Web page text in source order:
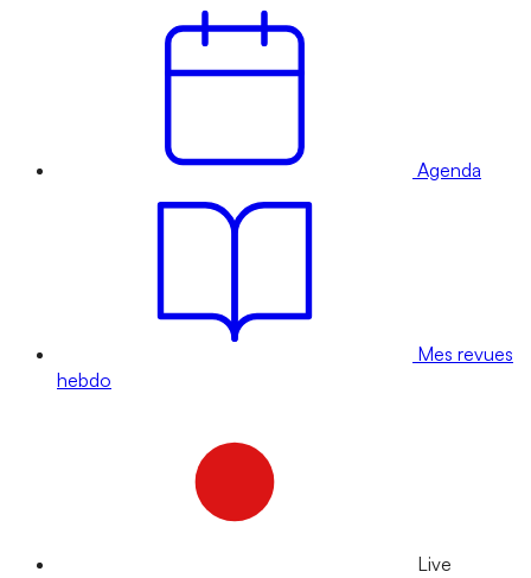
Agenda
Mes revues
hebdo
Live